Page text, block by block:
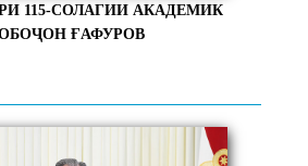
115-СОЛАГИИ АКАДЕМИК
ҒАФУРОВ